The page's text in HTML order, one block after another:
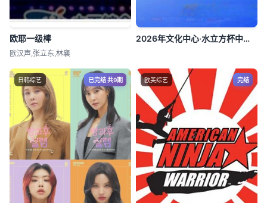
欧耶一级棒
欧汉声,张立东,林襄
2026年文化中心·水立方杯中文歌曲大赛
日韩综艺 已完结 共9期 欧美综艺 完结